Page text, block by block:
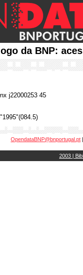
da BNP:
j22000253 45
OpendataBNP@bnportugal.pt
2003 |